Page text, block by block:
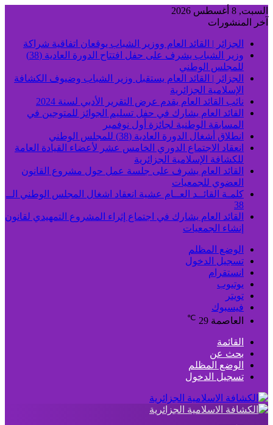
السبت, 8 أغسطس 2026
آخر المنشورات
الجزائر | القائد العام ووزير الشباب يوقعان اتفاقية شراكة
وزير الشباب يشرف على حفل افتتاح الدورة العادية (38)
للمجلس الوطني
الجزائر | القائد العام يستقبل وزير الشباب وضيوف الكشافة
الإسلامية الجزائرية
نائب القائد العام يقدم عرض التقرير الأدبي لسنة 2024
القائد العام يشارك في حفل تسليم الجوائز للمتوجين في
المسابقة الوطنية لجائزة أول نوفمبر
انطلاق أشغال الدورة العادية (38) للمجلس الوطني
انعقاد الاجتماع الدوري الخامس عشر لأعضاء القيادة العامة
للكشافة الإسلامية الجزائرية
القائد العام يشرف على جلسة عمل حول مشروع القانون
العضوي للجمعيات
كلمـة القائــد العــام عشية انعقاد اشغال المجلس الوطني الــ
38
القائد العام يشارك في اجتماع إثراء المشروع التمهيدي لقانون
إنشاء الجمعيات
الوضع المظلم
تسجيل الدخول
انستقرام
يوتيوب
تويتر
فيسبوك
العاصمة 29
℃
القائمة
بحث عن
الوضع المظلم
تسجيل الدخول